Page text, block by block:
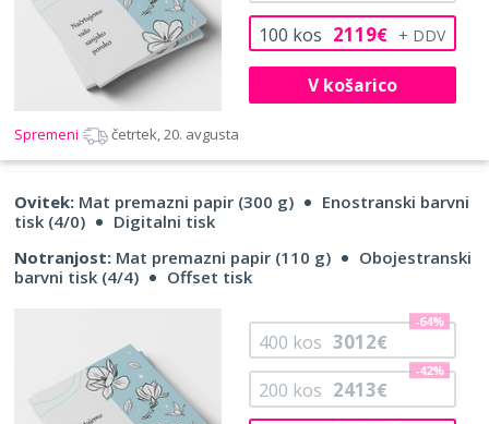
100 kos 2119€
V košarico
Spremeni četrtek, 20. avgusta
Ovitek: Mat premazni papir (300 g)
Enostranski barvni
tisk (4/0)
Digitalni tisk
Notranjost: Mat premazni papir (110 g)
Obojestranski
barvni tisk (4/4)
Offset tisk
200 kos 2413€
-42%
400 kos 3012€
-64%